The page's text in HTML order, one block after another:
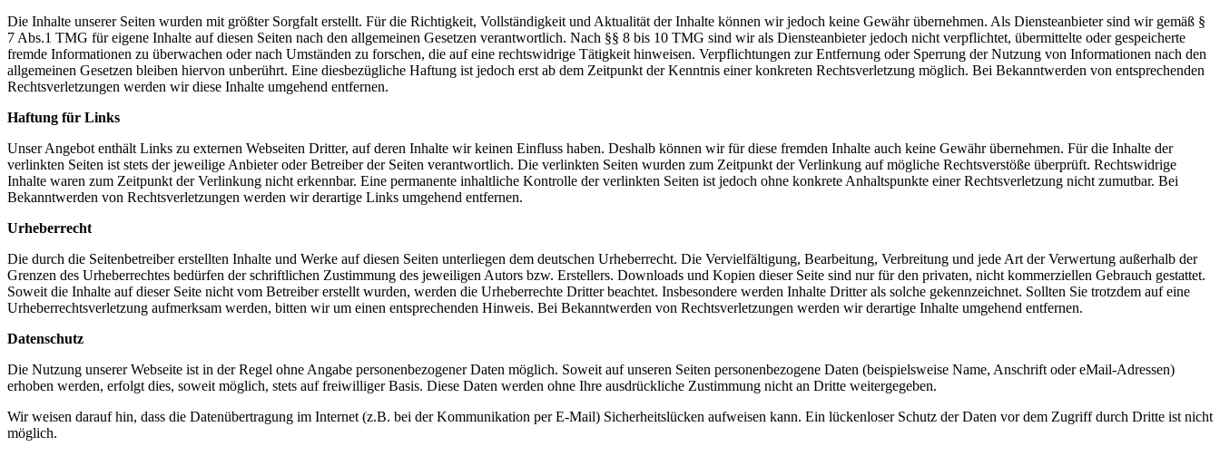
Die Inhalte unserer Seiten wurden mit größter Sorgfalt erstellt. Für die Richtigkeit, Vollständigkeit und Aktualität der Inhalte können wir jedoch keine Gewähr übernehmen. Als Diensteanbieter sind wir gemäß §
7 Abs.1 TMG für eigene Inhalte auf diesen Seiten nach den allgemeinen Gesetzen verantwortlich. Nach §§ 8 bis 10 TMG sind wir als Diensteanbieter jedoch nicht verpflichtet, übermittelte oder gespeicherte
fremde Informationen zu überwachen oder nach Umständen zu forschen, die auf eine rechtswidrige Tätigkeit hinweisen. Verpflichtungen zur Entfernung oder Sperrung der Nutzung von Informationen nach den
allgemeinen Gesetzen bleiben hiervon unberührt. Eine diesbezügliche Haftung ist jedoch erst ab dem Zeitpunkt der Kenntnis einer konkreten Rechtsverletzung möglich. Bei Bekanntwerden von entsprechenden
Rechtsverletzungen werden wir diese Inhalte umgehend entfernen.
Haftung für Links
Unser Angebot enthält Links zu externen Webseiten Dritter, auf deren Inhalte wir keinen Einfluss haben. Deshalb können wir für diese fremden Inhalte auch keine Gewähr übernehmen. Für die Inhalte der
verlinkten Seiten ist stets der jeweilige Anbieter oder Betreiber der Seiten verantwortlich. Die verlinkten Seiten wurden zum Zeitpunkt der Verlinkung auf mögliche Rechtsverstöße überprüft. Rechtswidrige
Inhalte waren zum Zeitpunkt der Verlinkung nicht erkennbar. Eine permanente inhaltliche Kontrolle der verlinkten Seiten ist jedoch ohne konkrete Anhaltspunkte einer Rechtsverletzung nicht zumutbar. Bei
Bekanntwerden von Rechtsverletzungen werden wir derartige Links umgehend entfernen.
Urheberrecht
Die durch die Seitenbetreiber erstellten Inhalte und Werke auf diesen Seiten unterliegen dem deutschen Urheberrecht. Die Vervielfältigung, Bearbeitung, Verbreitung und jede Art der Verwertung außerhalb der
Grenzen des Urheberrechtes bedürfen der schriftlichen Zustimmung des jeweiligen Autors bzw. Erstellers. Downloads und Kopien dieser Seite sind nur für den privaten, nicht kommerziellen Gebrauch gestattet.
Soweit die Inhalte auf dieser Seite nicht vom Betreiber erstellt wurden, werden die Urheberrechte Dritter beachtet. Insbesondere werden Inhalte Dritter als solche gekennzeichnet. Sollten Sie trotzdem auf eine
Urheberrechtsverletzung aufmerksam werden, bitten wir um einen entsprechenden Hinweis. Bei Bekanntwerden von Rechtsverletzungen werden wir derartige Inhalte umgehend entfernen.
Datenschutz
Die Nutzung unserer Webseite ist in der Regel ohne Angabe personenbezogener Daten möglich. Soweit auf unseren Seiten personenbezogene Daten (beispielsweise Name, Anschrift oder eMail-Adressen)
erhoben werden, erfolgt dies, soweit möglich, stets auf freiwilliger Basis. Diese Daten werden ohne Ihre ausdrückliche Zustimmung nicht an Dritte weitergegeben.
Wir weisen darauf hin, dass die Datenübertragung im Internet (z.B. bei der Kommunikation per E-Mail) Sicherheitslücken aufweisen kann. Ein lückenloser Schutz der Daten vor dem Zugriff durch Dritte ist nicht
möglich.